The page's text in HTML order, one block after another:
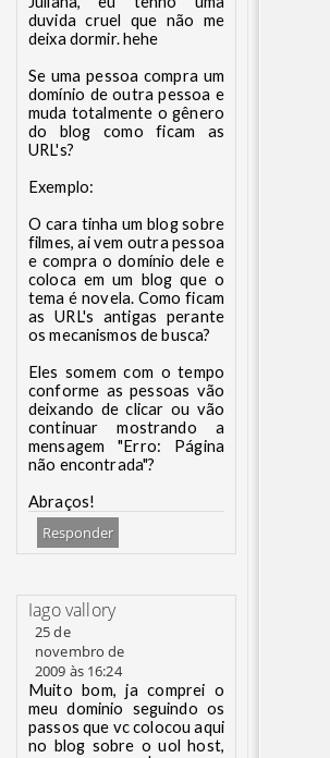
duvida cruel que não me
deixa dormir. hehe
Se uma pessoa compra um
domínio de outra pessoa e
muda totalmente o gênero
do blog como ficam as
URL's?
Exemplo:
O cara tinha um blog sobre
filmes, ai vem outra pessoa
e compra o domínio dele e
coloca em um blog que o
tema é novela. Como ficam
as URL's antigas perante
os mecanismos de busca?
Eles somem com o tempo
conforme as pessoas vão
deixando de clicar ou vão
continuar mostrando a
mensagem "Erro: Página
não encontrada"?
Abraços!
Responder
Iago vallory
25 de
novembro de
2009 às 16:24
Muito bom, ja comprei o
meu dominio seguindo os
passos que vc colocou aqui
no blog sobre o uol host,